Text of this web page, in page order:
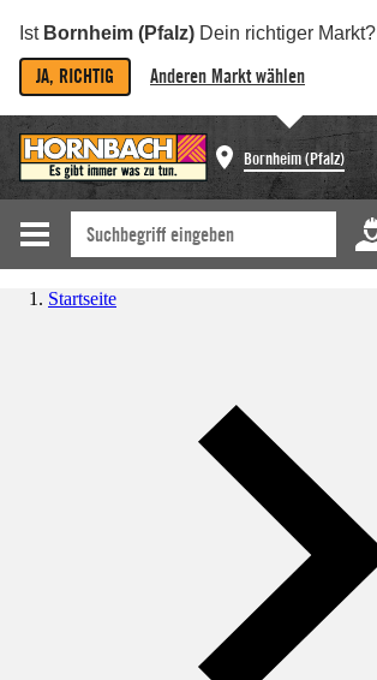
Ist Bornheim (Pfalz) Dein richtiger Markt?
JA, RICHTIG Anderen Markt wählen
Bornheim (Pfalz)
Startseite